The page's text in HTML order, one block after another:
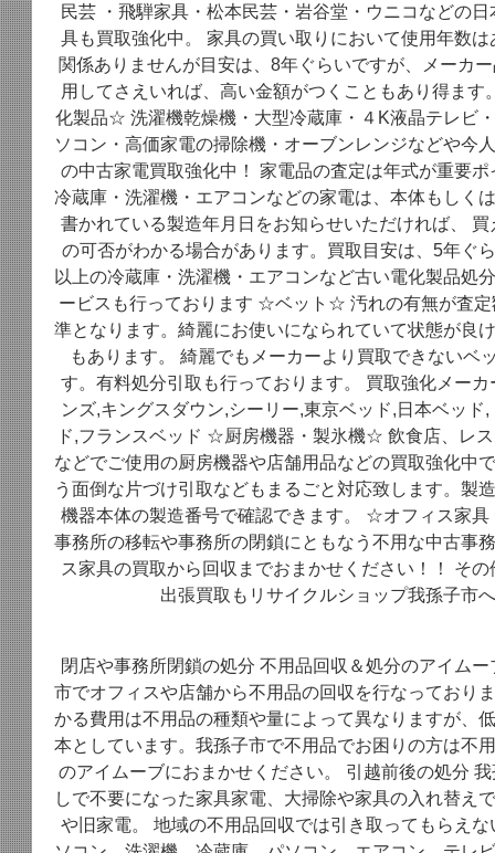
民芸 ・飛騨家具・松本民芸・岩谷堂・ウニコなどの
具も買取強化中。 家具の買い取りにおいて使用年数
関係ありませんが目安は、8年ぐらいですが、メーカ
用してさえいれば、高い金額がつくこともあり得ま
化製品☆ 洗濯機乾燥機・大型冷蔵庫・４K液晶テレビ
ソコン・高価家電の掃除機・オーブンレンジなどや今
の中古家電買取強化中！ 家電品の査定は年式が重要
冷蔵庫・洗濯機・エアコンなどの家電は、本体もしく
書かれている製造年月日をお知らせいただければ、
の可否がわかる場合があります。買取目安は、5年ぐ
以上の冷蔵庫・洗濯機・エアコンなど古い電化製品処
ービスも行っております ☆ベット☆ 汚れの有無が査定
準となります。綺麗にお使いになられていて状態が良
もあります。 綺麗でもメーカーより買取できないベ
す。有料処分引取も行っております。 買取強化メー
ンズ,キングスダウン,シーリー,東京ベッド,日本ベッド
ド,フランスベッド ☆厨房機器・製氷機☆ 飲食店、レ
などでご使用の厨房機器や店舗用品などの買取強化中
う面倒な片づけ引取などもまるごと対応致します。製
機器本体の製造番号で確認できます。 ☆オフィス家
事務所の移転や事務所の閉鎖にともなう不用な中古事
ス家具の買取から回収までおまかせください！！ そ
出張買取もリサイクルショップ我孫子市へ
閉店や事務所閉鎖の処分 不用品回収＆処分のアイム
市でオフィスや店舗から不用品の回収を行なっており
かる費用は不用品の種類や量によって異なりますが、
本としています。我孫子市で不用品でお困りの方は不
のアイムーブにおまかせください。 引越前後の処分
しで不要になった家具家電、大掃除や家具の入れ替え
や旧家電。 地域の不用品回収では引き取ってもらえ